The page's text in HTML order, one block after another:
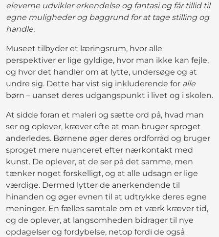
eleverne udvikler erkendelse og fantasi og får tillid til
egne muligheder og baggrund for at tage stilling og
handle.
Museet tilbyder et læringsrum, hvor alle
perspektiver er lige gyldige, hvor man ikke kan fejle,
og hvor det handler om at lytte, undersøge og at
undre sig. Dette har vist sig inkluderende for alle
børn – uanset deres udgangspunkt i livet og i skolen.
At sidde foran et maleri og sætte ord på, hvad man
ser og oplever, kræver ofte at man bruger sproget
anderledes. Børnene øger deres ordforråd og bruger
sproget mere nuanceret efter nærkontakt med
kunst. De oplever, at de ser på det samme, men
tænker noget forskelligt, og at alle udsagn er lige
værdige. Dermed lytter de anerkendende til
hinanden og øger evnen til at udtrykke deres egne
meninger. En fælles samtale om et værk kræver tid,
og de oplever, at langsomheden bidrager til nye
opdagelser og fordybelse, netop fordi de også